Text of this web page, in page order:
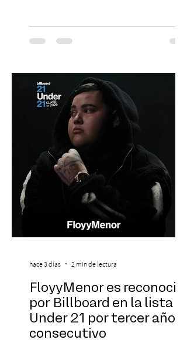
agosto, el Parque Arena Temuco será
escenario de una noche dedicada al indie
banda que llegará a la capital de La
Araucanía para ofrecer un show cargado
de energía, guitarras y canciones que han
marcado su breve pero exitosa trayectoria.
FloyyMenor es reconocido
por Billboard en la lista 21
Under 21 por tercer año
consecutivo
hace 3 días 2 min de lectura